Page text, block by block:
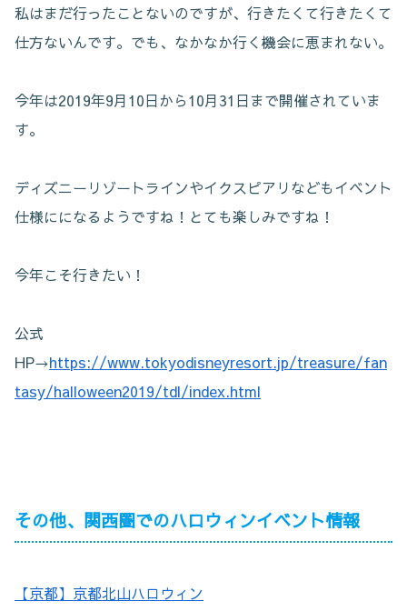
私はまだ行ったことないのですが、行きたくて行きたくて
仕方ないんです。でも、なかなか行く機会に恵まれない。
今年は2019年9月10日から10月31日まで開催されていま
す。
ディズニーリゾートラインやイクスピアリなどもイベント
仕様にになるようですね！とても楽しみですね！
今年こそ行きたい！
公式
HP→https://www.tokyodisneyresort.jp/treasure/fan
tasy/halloween2019/tdl/index.html
その他、関西圏でのハロウィンイベント情報
【京都】京都北山ハロウィン